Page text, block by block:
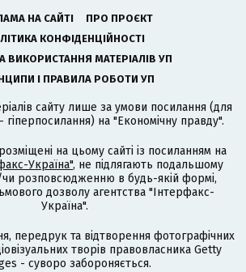
НА САЙТІ
ПРО ПРОЄКТ
КОНФІДЕНЦІЙНОСТІ
ВИКОРИСТАННЯ МАТЕРІАЛІВ УП
І ПРАВИЛА РОБОТИ УП
сайту лише за умови посилання (для
гіперпосилання) на "Економічну правду".
на цьому сайті із посиланням на
Україна", не підлягають подальшому
розповсюдженню в будь-якій формі,
дозволу агентства "Інтерфакс-
Україна".
передрук та відтворення фотографічних
творів правовласника Getty
- суворо забороняється.